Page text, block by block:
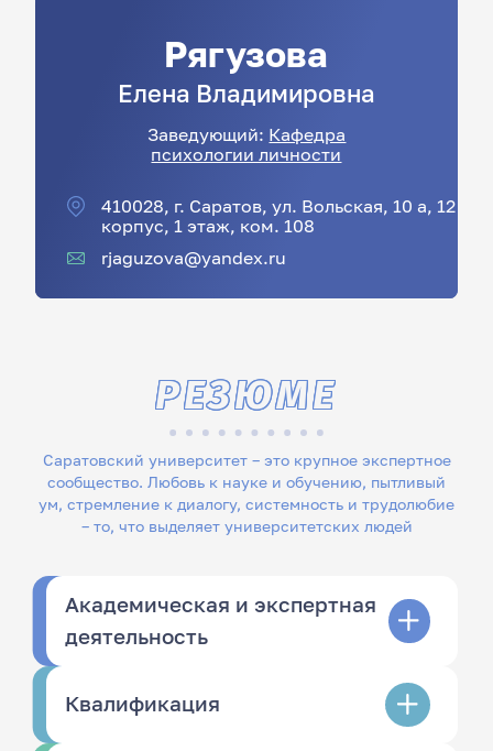
Рягузова
Елена Владимировна
Заведующий: Кафедра
психологии личности
410028, г. Саратов, ул. Вольская, 10 а, 12
корпус, 1 этаж, ком. 108
rjaguzova@yandex.ru
Саратовский университет – это крупное экспертное
сообщество. Любовь к науке и обучению, пытливый
ум, стремление к диалогу, системность и трудолюбие
– то, что выделяет университетских людей
РЕЗЮМЕ
Академическая и экспертная
деятельность
Квалификация